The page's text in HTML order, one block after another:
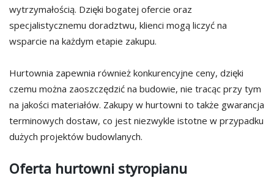
wytrzymałością. Dzięki bogatej ofercie oraz
specjalistycznemu doradztwu, klienci mogą liczyć na
wsparcie na każdym etapie zakupu.
Hurtownia zapewnia również konkurencyjne ceny, dzięki
czemu można zaoszczędzić na budowie, nie tracąc przy tym
na jakości materiałów. Zakupy w hurtowni to także gwarancja
terminowych dostaw, co jest niezwykle istotne w przypadku
dużych projektów budowlanych.
Oferta hurtowni styropianu